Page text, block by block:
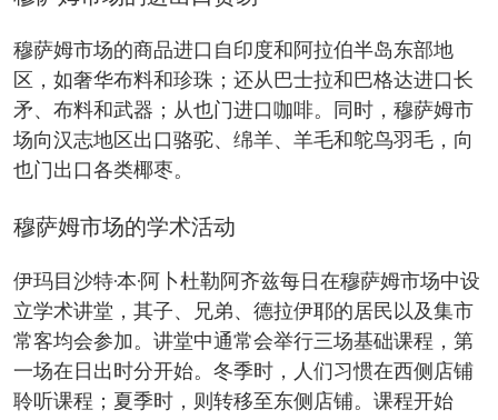
穆萨姆市场的商品进口自印度和阿拉伯半岛东部地
区，如奢华布料和珍珠；还从巴士拉和巴格达进口长
矛、布料和武器；从也门进口咖啡。同时，穆萨姆市
场向汉志地区出口骆驼、绵羊、羊毛和鸵鸟羽毛，向
也门出口各类椰枣。
穆萨姆市场的学术活动
伊玛目沙特·本·阿卜杜勒阿齐兹每日在穆萨姆市场中设
立学术讲堂，其子、兄弟、德拉伊耶的居民以及集市
常客均会参加。讲堂中通常会举行三场基础课程，第
一场在日出时分开始。冬季时，人们习惯在西侧店铺
聆听课程；夏季时，则转移至东侧店铺。课程开始